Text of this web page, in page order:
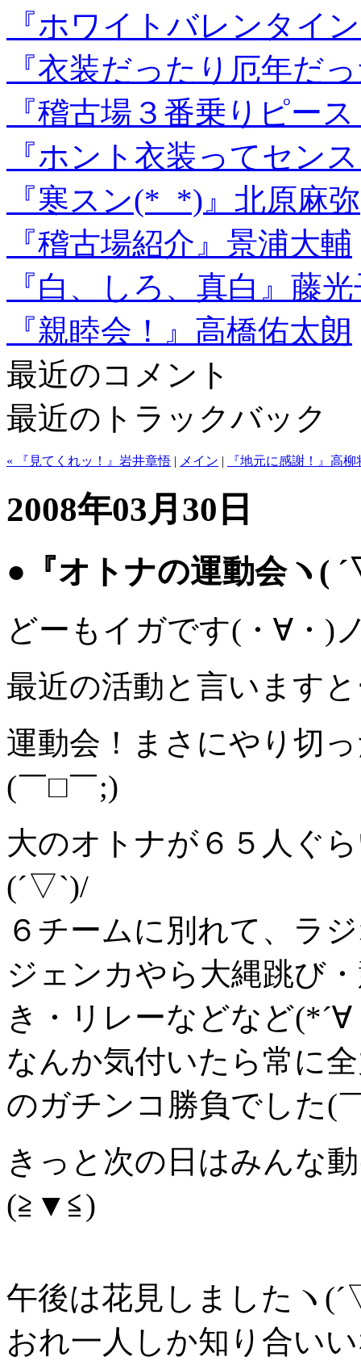
『ホワイトバレンタイ
『衣装だったり厄年だ
『稽古場３番乗りピー
『ホント衣装ってセン
『寒スン(*_*)』北原麻弥
『稽古場紹介』景浦大輔
『白、しろ、真白』藤
『親睦会！』高橋佑太朗
最近のコメント
最近のトラックバック
« 『見てくれッ！』岩井章悟 | メイン | 『地元に感謝！』高柳
2008年03月30日
●『オトナの運動会ヽ(
どーもイガです(・∀・)
最近の活動と言います
運動会！まさにやり切
(￣□￣;)
大のオトナが６５人ぐ
(´▽`)/
６チームに別れて、ラ
ジェンカやら大縄跳び
き・リレーなどなど
なんか気付いたら常に
のガチンコ勝負でした(
きっと次の日はみんな
(≧▼≦)
午後は花見しましたヽ
おれ一人しか知り合い